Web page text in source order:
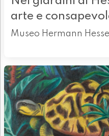
arte e
Museo Hermann Hesse